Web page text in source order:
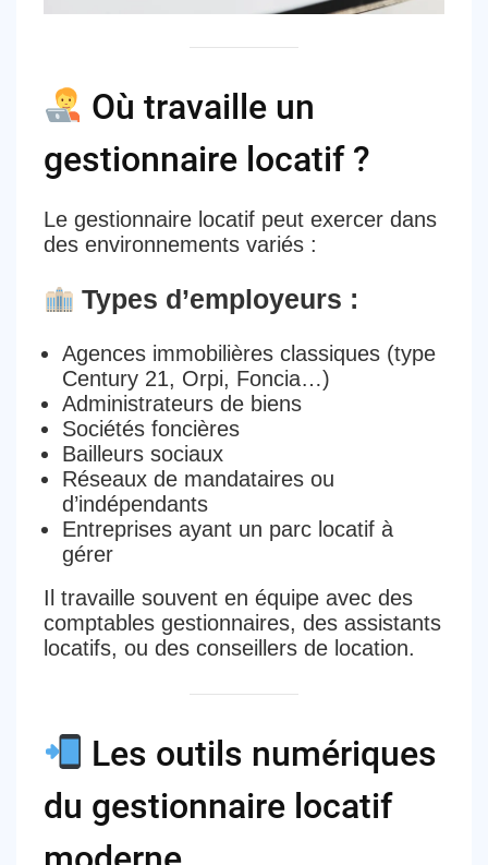
Où travaille un
gestionnaire locatif ?
Le gestionnaire locatif peut exercer dans
des environnements variés:
Types d’employeurs :
Agences immobilières classiques(type
Century 21, Orpi, Foncia…)
Administrateurs de biens
Sociétés foncières
Bailleurs sociaux
Réseaux de mandataires ou
d’indépendants
Entreprises ayant un parc locatif à
gérer
Il travaille souvent en équipe avec des
comptables gestionnaires, des assistants
locatifs, ou des conseillers de location.
Les outils numériques
du gestionnaire locatif